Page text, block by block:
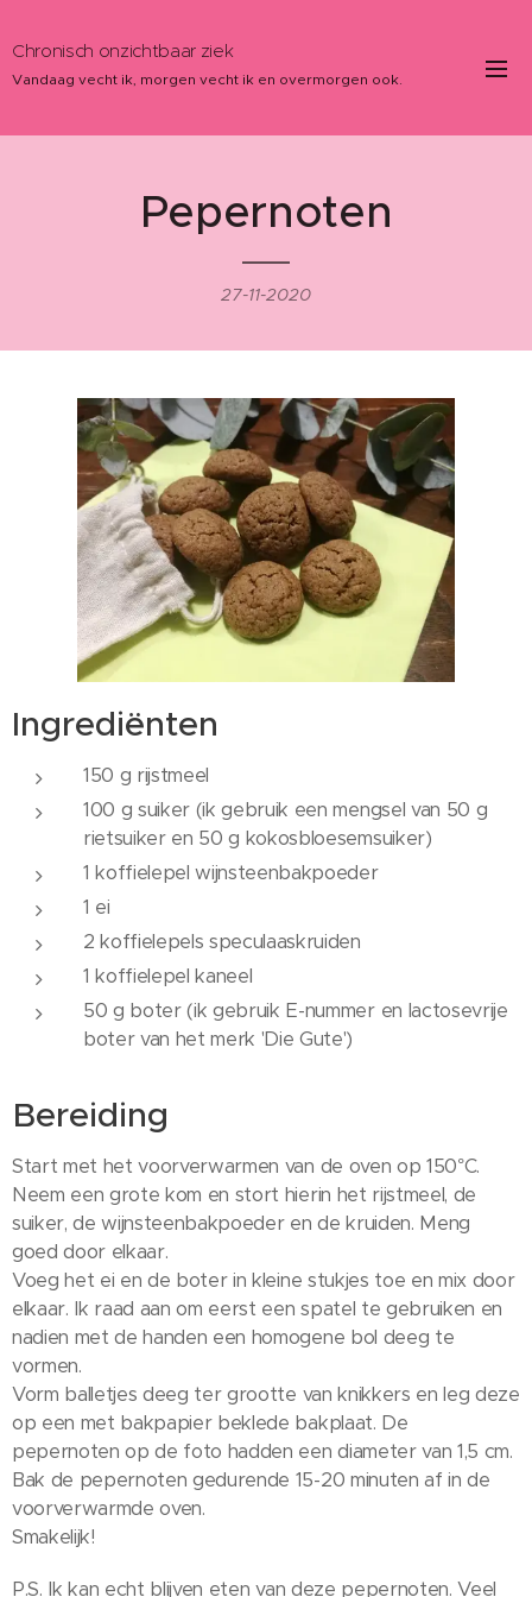
Chronisch onzichtbaar ziek
Vandaag vecht ik, morgen vecht ik en overmorgen ook.
Pepernoten
27-11-2020
Ingrediënten
150 g rijstmeel
100 g suiker (ik gebruik een mengsel van 50 g
rietsuiker en 50 g kokosbloesemsuiker)
1 koffielepel wijnsteenbakpoeder
1 ei
2 koffielepels speculaaskruiden
1 koffielepel kaneel
50 g boter (ik gebruik E-nummer en lactosevrije
boter van het merk 'Die Gute')
Bereiding
Start met het voorverwarmen van de oven op 150°C.
Neem een grote kom en stort hierin het rijstmeel, de
suiker, de wijnsteenbakpoeder en de kruiden. Meng
goed door elkaar.
Voeg het ei en de boter in kleine stukjes toe en mix door
elkaar. Ik raad aan om eerst een spatel te gebruiken en
nadien met de handen een homogene bol deeg te
vormen.
Vorm balletjes deeg ter grootte van knikkers en leg deze
op een met bakpapier beklede bakplaat. De
pepernoten op de foto hadden een diameter van 1,5 cm.
Bak de pepernoten gedurende 15-20 minuten af in de
voorverwarmde oven.
Smakelijk!
P.S. Ik kan echt blijven eten van deze pepernoten. Veel